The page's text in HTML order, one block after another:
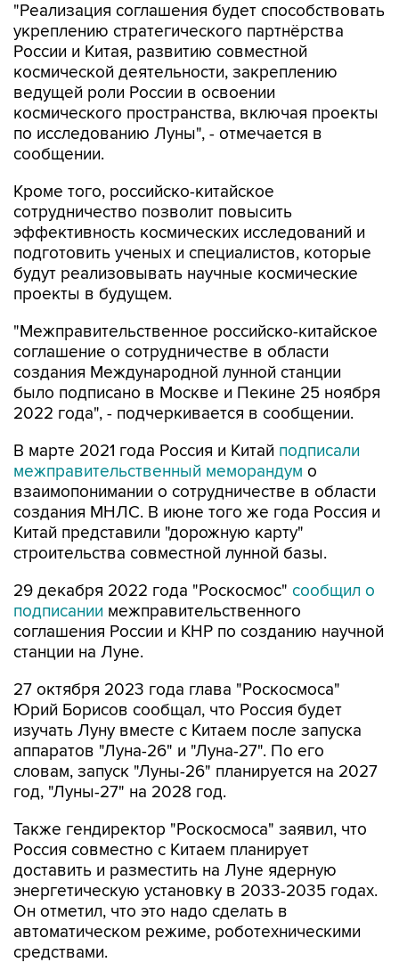
"Реализация соглашения будет способствовать
укреплению стратегического партнёрства
России и Китая, развитию совместной
космической деятельности, закреплению
ведущей роли России в освоении
космического пространства, включая проекты
по исследованию Луны", - отмечается в
сообщении.
Кроме того, российско-китайское
сотрудничество позволит повысить
эффективность космических исследований и
подготовить ученых и специалистов, которые
будут реализовывать научные космические
проекты в будущем.
"Межправительственное российско-китайское
соглашение о сотрудничестве в области
создания Международной лунной станции
было подписано в Москве и Пекине 25 ноября
2022 года", - подчеркивается в сообщении.
В марте 2021 года Россия и Китай подписали
межправительственный меморандум о
взаимопонимании о сотрудничестве в области
создания МНЛС. В июне того же года Россия и
Китай представили "дорожную карту"
строительства совместной лунной базы.
29 декабря 2022 года "Роскосмос" сообщил о
подписании межправительственного
соглашения России и КНР по созданию научной
станции на Луне.
27 октября 2023 года глава "Роскосмоса"
Юрий Борисов сообщал, что Россия будет
изучать Луну вместе с Китаем после запуска
аппаратов "Луна-26" и "Луна-27". По его
словам, запуск "Луны-26" планируется на 2027
год, "Луны-27" на 2028 год.
Также гендиректор "Роскосмоса" заявил, что
Россия совместно с Китаем планирует
доставить и разместить на Луне ядерную
энергетическую установку в 2033-2035 годах.
Он отметил, что это надо сделать в
автоматическом режиме, роботехническими
средствами.